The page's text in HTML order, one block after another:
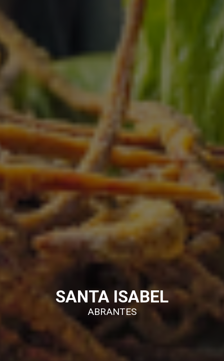
SANTA ISABEL
ABRANTES